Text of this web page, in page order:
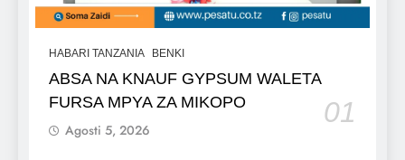
HABARI TANZANIA BENKI
ABSA NA KNAUF GYPSUM WALETA
FURSA MPYA ZA MIKOPO
01
Agosti 5, 2026